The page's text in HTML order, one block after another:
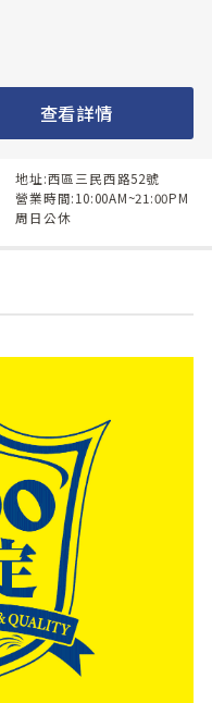
查看詳情
地址:西區三民西路52號
營業時間:10:00AM~21:00PM
周日公休